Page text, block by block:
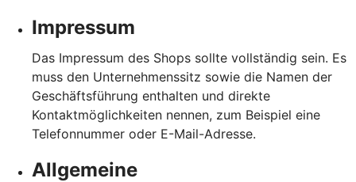
Impressum
Das Impressum des Shops sollte vollständig sein. Es
muss den Unternehmenssitz sowie die Namen der
Geschäftsführung enthalten und direkte
Kontaktmöglichkeiten nennen, zum Beispiel eine
Telefonnummer oder E-Mail-Adresse.
Allgemeine